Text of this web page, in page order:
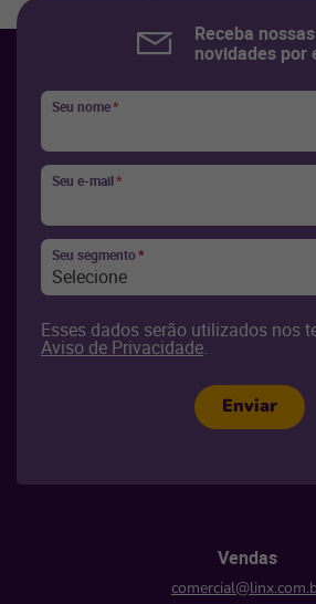
Receba nossas
novidades por
Seu nome*
Seu e-mail*
Seu segmento*
Selecione
Esses dados serão utilizados nos
Aviso de Privacidade.
Enviar
Vendas